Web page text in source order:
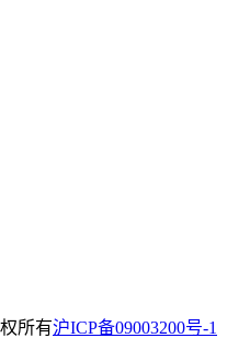
所有沪ICP备09003200号-1